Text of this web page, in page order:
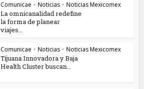
Comunicae • Noticias • Noticias Mexicomex
La omnicanalidad redefine
la forma de planear
viajes...
Comunicae • Noticias • Noticias Mexicomex
Tijuana Innovadora y Baja
Health Cluster buscan...